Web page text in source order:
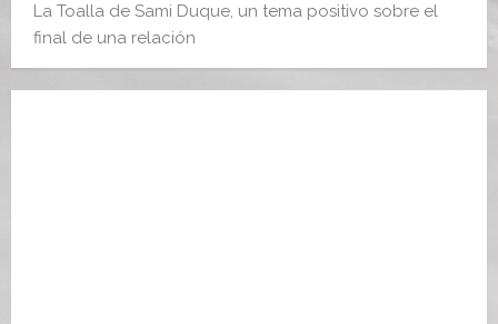
La Toalla de Sami Duque, un tema positivo sobre el
final de una relación